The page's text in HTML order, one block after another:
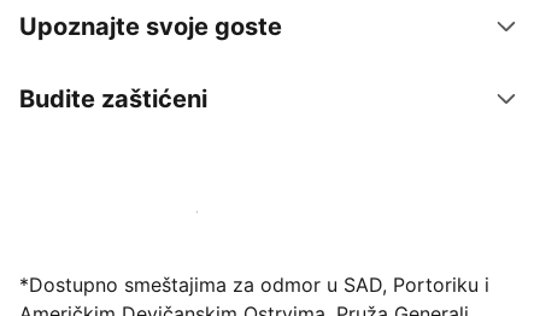
Upoznajte svoje goste
Budite zaštićeni
Registrujte svoj objekat već danas
*Dostupno smeštajima za odmor u SAD, Portoriku i